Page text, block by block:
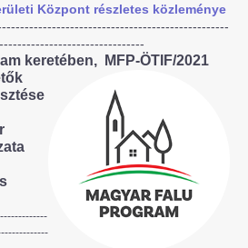
Központ részletes közleménye
keretében, MFP-ÖTIF/2021